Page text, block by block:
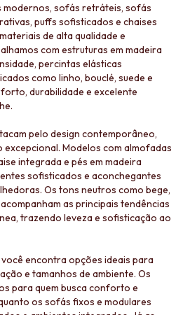
modernos, sofás retráteis, sofás
puffs sofisticados e chaises
de alta qualidade e
com estruturas em madeira
percintas elásticas
como linho, bouclé, suede e
durabilidade e excelente
pelo design contemporâneo,
Modelos com almofadas
integrada e pés em madeira
sofisticados e aconchegantes
Os tons neutros como bege,
as principais tendências
trazendo leveza e sofisticação ao
encontra opções ideais para
e tamanhos de ambiente. Os
para quem busca conforto e
os sofás fixos e modulares